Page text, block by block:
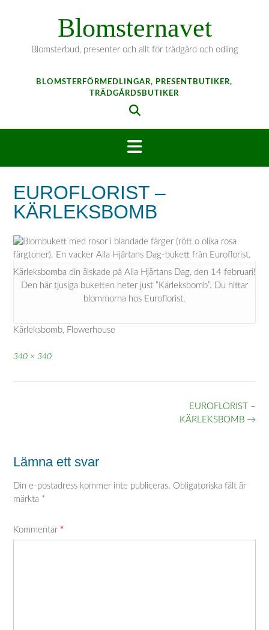
Blomsternavet
Blomsterbud, presenter och allt för trädgård och odling
BLOMSTERFÖRMEDLINGAR, PRESENTBUTIKER,
TRÄDGÅRDSBUTIKER
EUROFLORIST –
KÄRLEKSBOMB
Kärleksbomba din älskade på Alla Hjärtans Dag, den 14 februari!
Den här tjusiga buketten heter just ”Kärleksbomb”. Du hittar
blommorna hos Euroflorist.
Kärleksbomb, Flowerhouse
Full
340 × 340
EUROFLORIST –
KÄRLEKSBOMB →
Lämna ett svar
Din e-postadress kommer inte publiceras. Obligatoriska fält är
märkta *
Kommentar *